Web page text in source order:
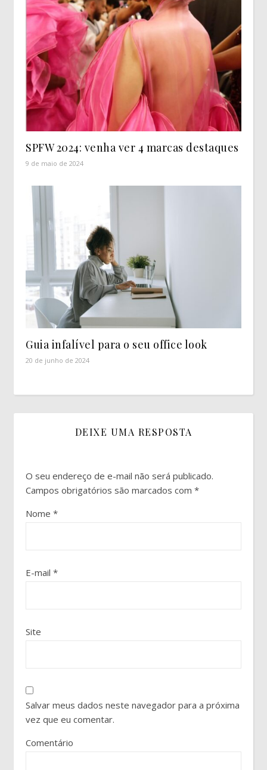
SPFW 2024: venha ver 4 marcas destaques
9 de maio de 2024
Guia infalível para o seu office look
20 de junho de 2024
DEIXE UMA RESPOSTA
O seu endereço de e-mail não será publicado.
Campos obrigatórios são marcados com *
Nome *
E-mail *
Site
Salvar meus dados neste navegador para a próxima
vez que eu comentar.
Comentário